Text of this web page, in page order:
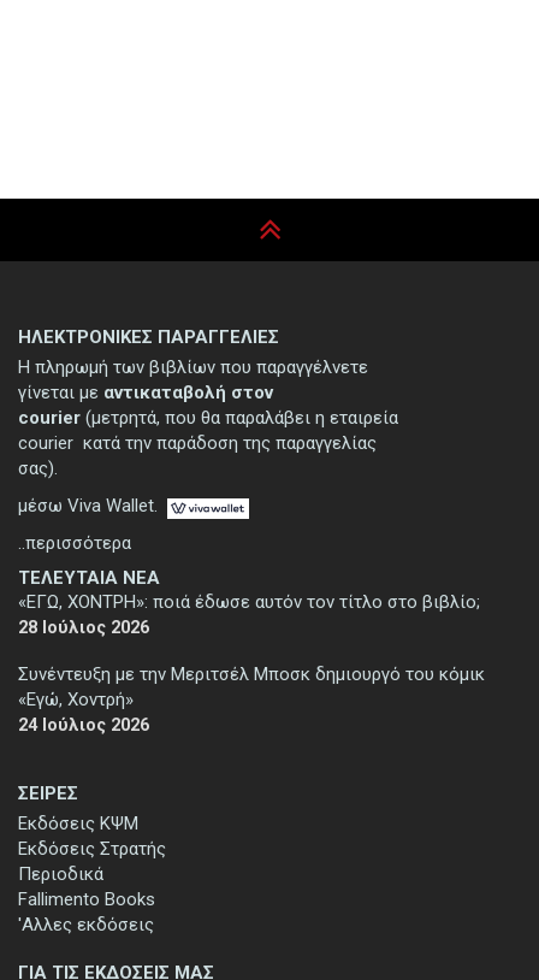
ΣΕΙΡΕΣ
Εκδόσεις ΚΨΜ
Εκδόσεις Στρατής
Περιοδικά
Fallimento Books
'Αλλες εκδόσεις
ΤΕΛΕΥΤΑΙΑ ΝΕΑ
«ΕΓΩ, ΧΟΝΤΡΗ»: ποιά έδωσε αυτόν τον τίτλο στο βιβλίο;
28 Ιούλιος 2026
Συνέντευξη με την Μεριτσέλ Μποσκ δημιουργό του κόμικ
«Εγώ, Χοντρή»
24 Ιούλιος 2026
ΓΙΑ ΤΙΣ ΕΚΔΟΣΕΙΣ ΜΑΣ
ΗΛΕΚΤΡΟΝΙΚΕΣ ΠΑΡΑΓΓΕΛΙΕΣ
Η πληρωμή των βιβλίων που παραγγέλνετε
γίνεται με αντικαταβολή στον
courier (μετρητά, που θα παραλάβει η εταιρεία
courier κατά την παράδοση της παραγγελίας
σας).
μέσω Viva Wallet.
..περισσότερα